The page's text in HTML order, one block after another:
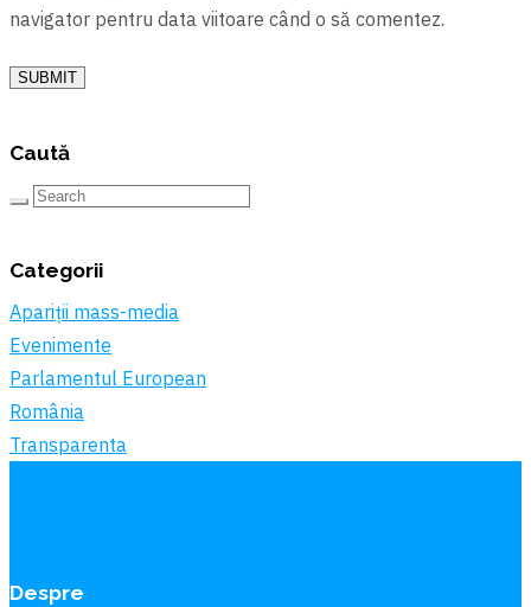
navigator pentru data viitoare când o să comentez.
SUBMIT
Caută
Categorii
Apariții mass-media
Evenimente
Parlamentul European
România
Transparenta
Despre